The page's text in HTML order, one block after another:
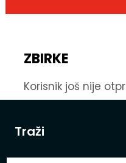
Traži
ZBIRKE
Korisnik još nije